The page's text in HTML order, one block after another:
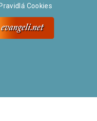
Pravidlá Cookies